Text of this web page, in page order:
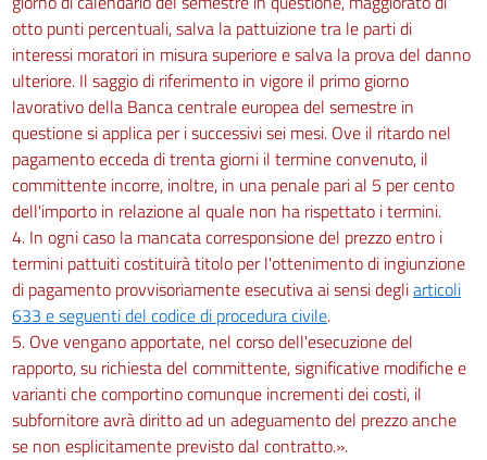
otto punti percentuali, salva la pattuizione tra le parti di
interessi moratori in misura superiore e salva la prova del danno
ulteriore. Il saggio di riferimento in vigore il primo giorno
lavorativo della Banca centrale europea del semestre in
questione si applica per i successivi sei mesi. Ove il ritardo nel
pagamento ecceda di trenta giorni il termine convenuto, il
committente incorre, inoltre, in una penale pari al 5 per cento
dell'importo in relazione al quale non ha rispettato i termini.
4. In ogni caso la mancata corresponsione del prezzo entro i
termini pattuiti costituirà titolo per l'ottenimento di ingiunzione
di pagamento provvisoriamente esecutiva ai sensi degliarticoli
633 e seguenti del codice di procedura civile.
5. Ove vengano apportate, nel corso dell'esecuzione del
rapporto, su richiesta del committente, significative modifiche e
varianti che comportino comunque incrementi dei costi, il
subfornitore avrà diritto ad un adeguamento del prezzo anche
se non esplicitamente previsto dal contratto.».